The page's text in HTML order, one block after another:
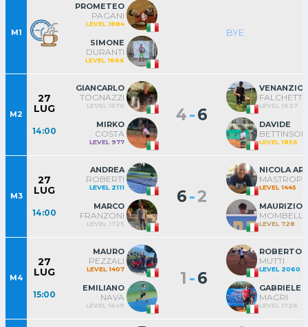
M1
PROMETEO
PAGANI
LEVEL 1884
SIMONE
DURANTI
LEVEL 1866
BYE
M2
27
LUG
14:00
GIANCARLO
TOGNAZZI
LEVEL 1570
MIRKO
COSTA
LEVEL 977
4-6
VENANZIO
FALCHETTI
LEVEL 1637
DAVIDE
BETTINSOLI
LEVEL 1856
M3
27
LUG
14:00
ANDREA
ROBERTI
LEVEL 2111
MARCO
FRANZONI
LEVEL 1725
6-2
NICOLA
LEVEL 1445
MAURIZIO
MOMBELLI
LEVEL 728
M4
27
LUG
15:00
MAURO
PEZZALI
LEVEL 1407
EMILIANO
NAVA
LEVEL 1649
1 -6
ROBERTO
MUTTI
LEVEL 2060
GABRIELE
MAGRI
LEVEL 1726